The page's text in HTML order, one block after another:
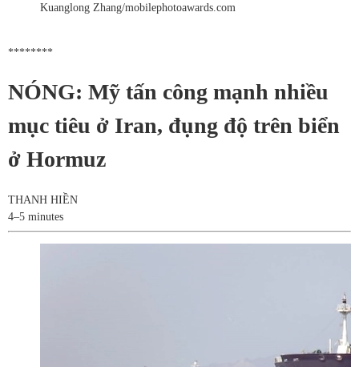
Kuanglong Zhang/mobilephotoawards.com
********
NÓNG: Mỹ tấn công mạnh nhiều
mục tiêu ở Iran, đụng độ trên biển
ở Hormuz
THANH HIỀN
4–5 minutes